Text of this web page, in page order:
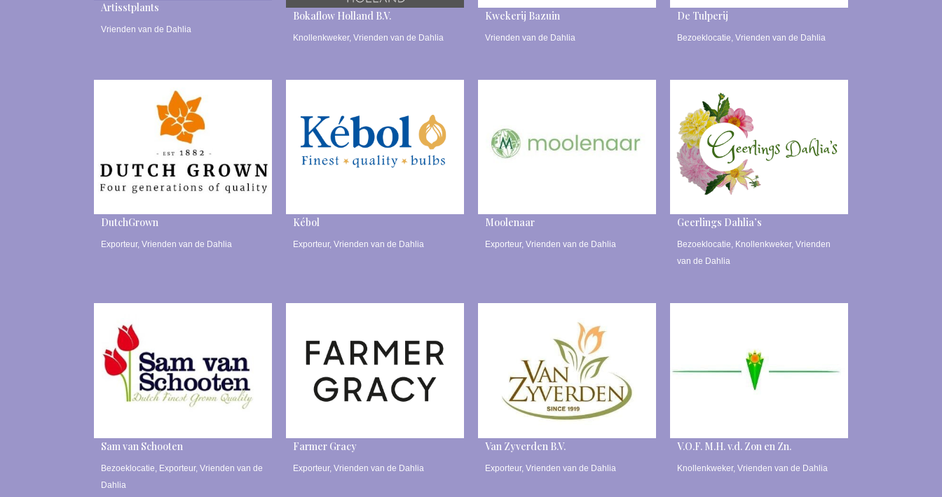
Artisstplants
Vrienden van de Dahlia
Bokaflow Holland B.V.
Knollenkweker, Vrienden van de Dahlia
Kwekerij Bazuin
Vrienden van de Dahlia
De Tulperij
Bezoeklocatie, Vrienden van de Dahlia
DutchGrown
Exporteur, Vrienden van de Dahlia
Kébol
Exporteur, Vrienden van de Dahlia
Moolenaar
Exporteur, Vrienden van de Dahlia
Geerlings Dahlia’s
Bezoeklocatie, Knollenkweker, Vrienden
van de Dahlia
Sam van Schooten
Bezoeklocatie Exporteur, Vrienden van de
Dahlia
Farmer Gracy
Exporteur, Vrienden van de Dahlia
Van Zyverden B.V.
Exporteur, Vrienden van de Dahlia
V.O.F. M.H. v.d. Zon en Zn.
Knollenkweker, Vrienden van de Dahlia